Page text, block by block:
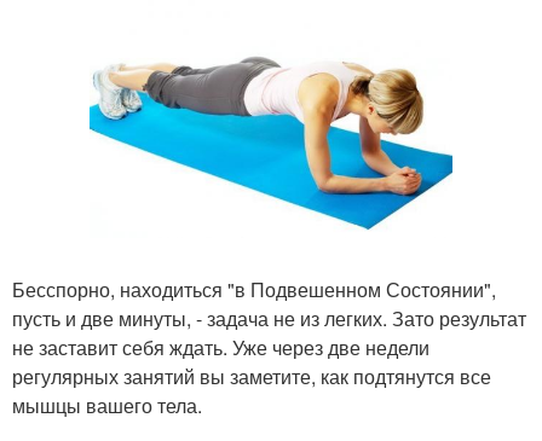
Бесспорно, находиться "в Подвешенном Состоянии",
пусть и две минуты, - задача не из легких. Зато результат
не заставит себя ждать. Уже через две недели
регулярных занятий вы заметите, как подтянутся все
мышцы вашего тела.